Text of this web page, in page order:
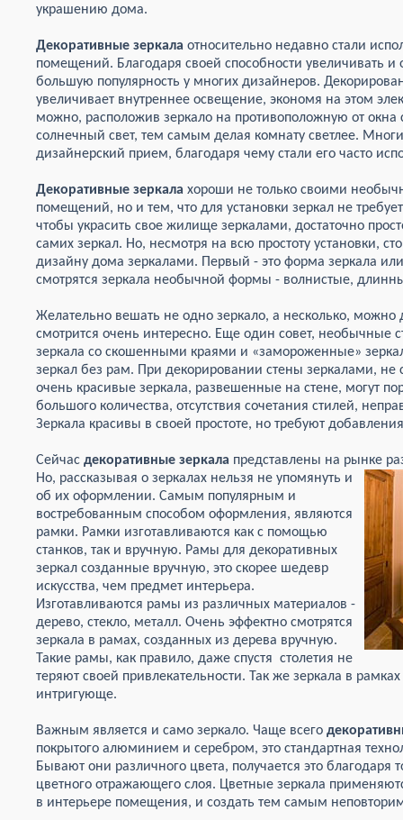
украшению дома.
Декоративные зеркала относительно недавно стали
помещений. Благодаря своей способности увеличивать
большую популярность у многих дизайнеров.
увеличивает внутреннее освещение, экономя на этом
можно, расположив зеркало на противоположную от окна
солнечный свет, тем самым делая комнату светлее.
дизайнерский прием, благодаря чему стали его часто
Декоративные зеркала хороши не только своими
помещений, но и тем, что для установки зеркал не
чтобы украсить свое жилище зеркалами, достаточно
самих зеркал. Но, несмотря на всю простоту установки,
дизайну дома зеркалами. Первый - это форма зеркала
смотрятся зеркала необычной формы - волнистые,
Желательно вешать не одно зеркало, а несколько, можно
смотрится очень интересно. Еще один совет, необычные
зеркала со скошенными краями и «замороженные»
зеркал без рам. При декорировании стены зеркалами, не
очень красивые зеркала, развешенные на стене, могут
большого количества, отсутствия сочетания стилей,
Зеркала красивы в своей простоте, но требуют
Сейчас декоративные зеркала представлены на рынке
Но, рассказывая о зеркалах нельзя не упомянуть и
об их оформлении. Самым популярным и
востребованным способом оформления, являются
рамки. Рамки изготавливаются как с помощью
станков, так и вручную. Рамы для декоративных
зеркал созданные вручную, это скорее шедевр
искусства, чем предмет интерьера.
Изготавливаются рамы из различных материалов -
дерево, стекло, металл. Очень эффектно смотрятся
зеркала в рамах, созданных из дерева вручную.
Такие рамы, как правило, даже спустя столетия не
теряют своей привлекательности. Так же зеркала в
интригующе.
Важным является и само зеркало. Чаще всего
покрытого алюминием и серебром, это стандартная
Бывают они различного цвета, получается это
цветного отражающего слоя. Цветные зеркала
в интерьере помещения, и создать тем самым